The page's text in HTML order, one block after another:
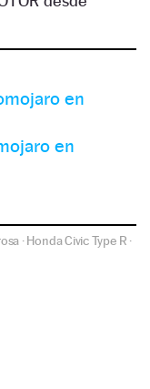
en
en
·Honda Civic Type R ·